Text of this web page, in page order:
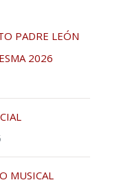
PADRE LEÓN
2026
MUSICAL